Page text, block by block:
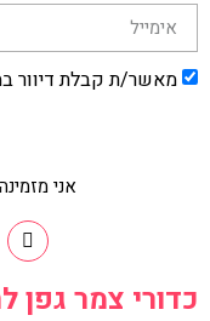
מאשר/ת קבלת דיוור
אני
כדורי צמר גפן